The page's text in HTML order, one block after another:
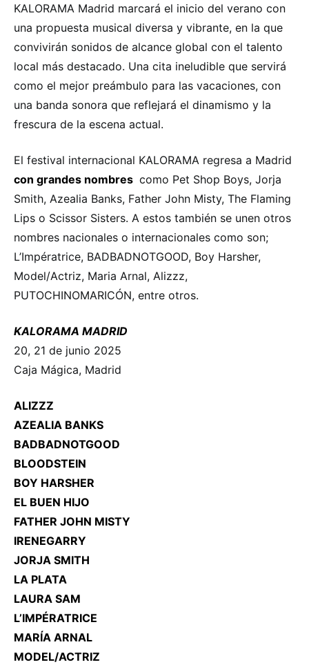
KALORAMA Madrid marcará el inicio del verano con
una propuesta musical diversa y vibrante, en la que
convivirán sonidos de alcance global con el talento
local más destacado. Una cita ineludible que servirá
como el mejor preámbulo para las vacaciones, con
una banda sonora que reflejará el dinamismo y la
frescura de la escena actual.
El festival internacional KALORAMA regresa a Madrid
con grandes nombres como Pet Shop Boys, Jorja
Smith, Azealia Banks, Father John Misty, The Flaming
Lips o Scissor Sisters. A estos también se unen otros
nombres nacionales o internacionales como son;
L’Impératrice, BADBADNOTGOOD, Boy Harsher,
Model/Actriz, Maria Arnal, Alizzz,
PUTOCHINOMARICÓN, entre otros.
KALORAMA MADRID
20, 21 de junio 2025
Caja Mágica, Madrid
ALIZZZ
AZEALIA BANKS
BADBADNOTGOOD
BLOODSTEIN
BOY HARSHER
EL BUEN HIJO
FATHER JOHN MISTY
IRENEGARRY
JORJA SMITH
LA PLATA
LAURA SAM
L’IMPÉRATRICE
MARÍA ARNAL
MODEL/ACTRIZ